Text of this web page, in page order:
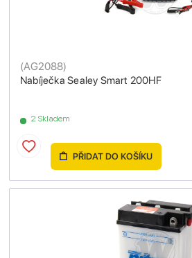
Nabíječka Sealey Smart 200HF
(AG2088)
2 Skladem
PŘIDAT DO KOŠÍKU